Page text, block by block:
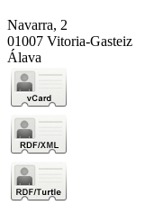
Navarra, 2
01007 Vitoria-Gasteiz
Álava